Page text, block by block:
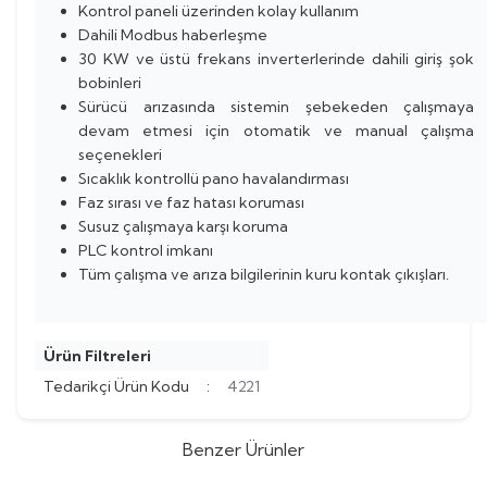
Kontrol paneli üzerinden kolay kullanım
Dahili Modbus haberleşme
30 KW ve üstü frekans inverterlerinde dahili giriş şok
bobinleri
Sürücü arızasında sistemin şebekeden çalışmaya
devam etmesi için otomatik ve manual çalışma
seçenekleri
Sıcaklık kontrollü pano havalandırması
Faz sırası ve faz hatası koruması
Susuz çalışmaya karşı koruma
PLC kontrol imkanı
Tüm çalışma ve arıza bilgilerinin kuru kontak çıkışları.
Ürün Filtreleri
Tedarikçi Ürün Kodu
: 4221
Benzer Ürünler